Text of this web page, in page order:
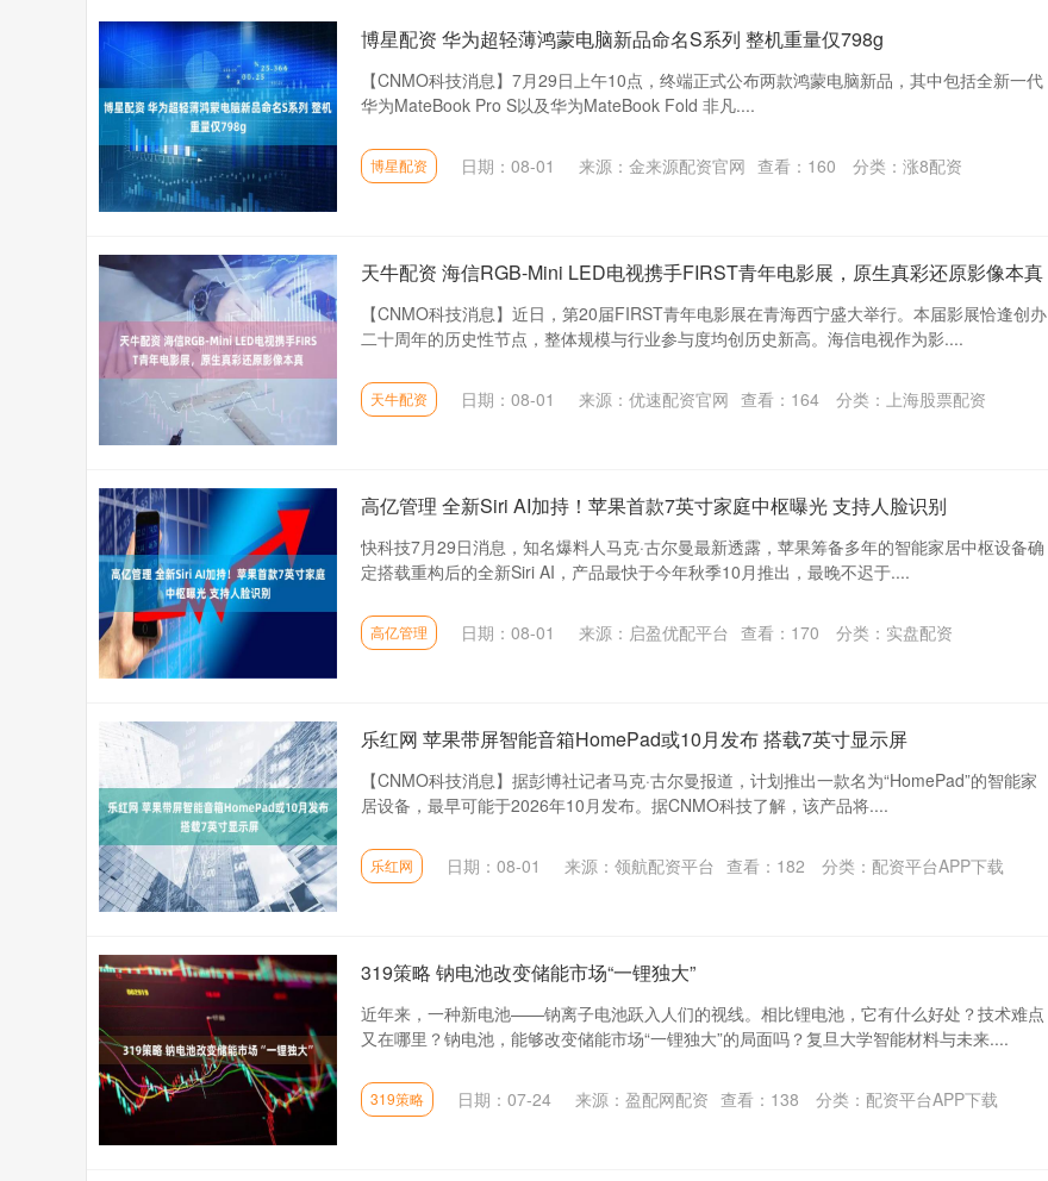
博星配资 华为超轻薄鸿蒙电脑新品命名S系列 整机重量仅798g
【CNMO科技消息】7月29日上午10点，终端正式公布两款鸿蒙电脑新品，其中包括全新一代
华为MateBook Pro S以及华为MateBook Fold 非凡....
博星配资 日期：08-01 来源：金来源配资官网 查看： 160 分类： 涨8配资
天牛配资 海信RGB-Mini LED电视携手FIRST青年电影展，原生真彩还原影像本真
【CNMO科技消息】近日，第20届FIRST青年电影展在青海西宁盛大举行。本届影展恰逢创办
二十周年的历史性节点，整体规模与行业参与度均创历史新高。海信电视作为影....
天牛配资 日期：08-01 来源：优速配资官网 查看： 164 分类： 上海股票配资
高亿管理 全新Siri AI加持！苹果首款7英寸家庭中枢曝光 支持人脸识别
快科技7月29日消息，知名爆料人马克·古尔曼最新透露，苹果筹备多年的智能家居中枢设备确
定搭载重构后的全新Siri AI，产品最快于今年秋季10月推出，最晚不迟于....
高亿管理 日期：08-01 来源：启盈优配平台 查看： 170 分类： 实盘配资
乐红网 苹果带屏智能音箱HomePad或10月发布 搭载7英寸显示屏
【CNMO科技消息】据彭博社记者马克·古尔曼报道，计划推出一款名为“HomePad”的智能家
居设备，最早可能于2026年10月发布。据CNMO科技了解，该产品将....
乐红网 日期：08-01 来源：领航配资平台 查看： 182 分类： 配资平台APP下载
319策略 钠电池改变储能市场“一锂独大”
近年来，一种新电池——钠离子电池跃入人们的视线。相比锂电池，它有什么好处？技术难点
又在哪里？钠电池，能够改变储能市场“一锂独大”的局面吗？复旦大学智能材料与未来....
319策略 日期：07-24 来源：盈配网配资 查看： 138 分类： 配资平台APP下载